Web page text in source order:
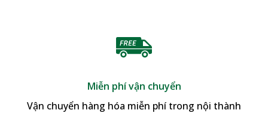
Miễn phí vận chuyển
Vận chuyển hàng hóa miễn phí trong nội thành